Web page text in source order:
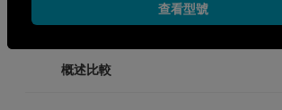
查看型號
概述比較